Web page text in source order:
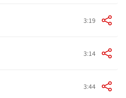
3:19
3:14
3:44